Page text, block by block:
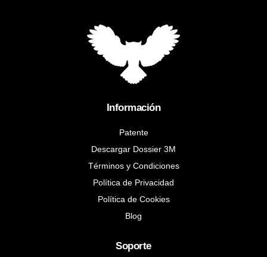
Información
Patente
Descargar Dossier 3M
Términos y Condiciones
Política de Privacidad
Política de Cookies
Blog
Soporte